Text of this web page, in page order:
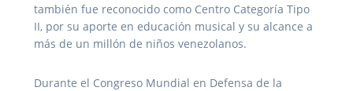
también fue reconocido como Centro Categoría Tipo
II, por su aporte en educación musical y su alcance a
más de un millón de niños venezolanos.
Durante el Congreso Mundial en Defensa de la